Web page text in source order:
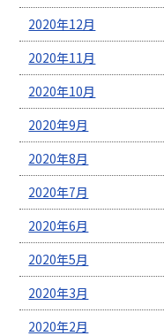
2020年12月
2020年11月
2020年10月
2020年9月
2020年8月
2020年7月
2020年6月
2020年5月
2020年3月
2020年2月